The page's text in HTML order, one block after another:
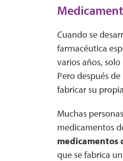
Cuando se
farmacéutica
varios años,
Pero después
fabricar su
Muchas
medicamentos
medicamentos
que se fabrica